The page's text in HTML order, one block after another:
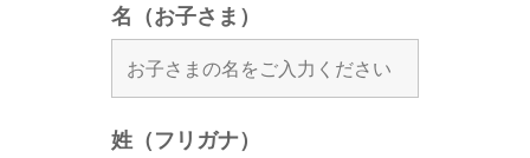
名（お子さま）
姓（フリガナ）